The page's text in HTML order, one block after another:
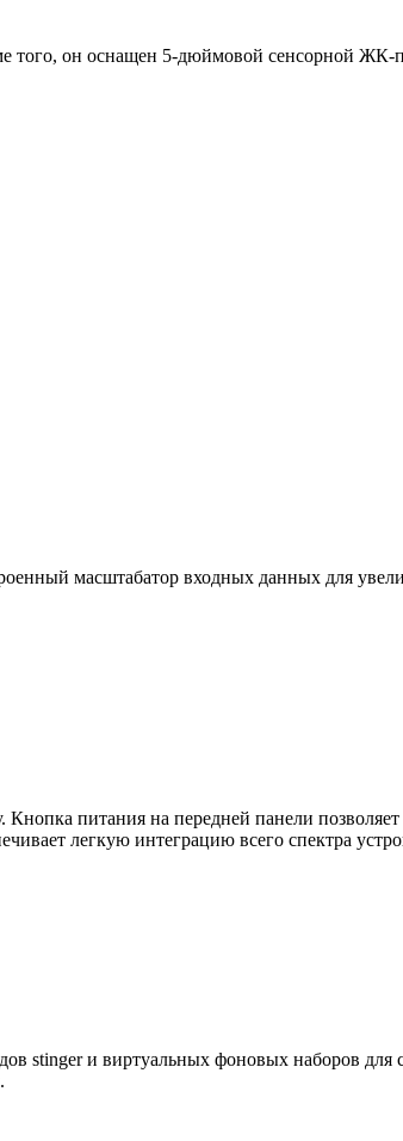
он оснащен 5-дюймовой сенсорной ЖК-
масштабатор входных данных для
питания на передней панели
легкую интеграцию всего спектра
stinger и виртуальных фоновых наборов